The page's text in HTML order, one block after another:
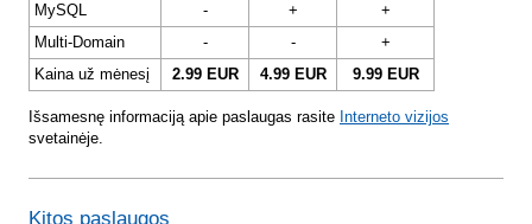
MySQL
- +
+
Multi-Domain
- -
+
Kaina už mėnesį
2.99 EUR 4.99 EUR 9.99 EUR
Išsamesnę informaciją apie paslaugas rasite Interneto vizijos
svetainėje.
Kitos paslaugos